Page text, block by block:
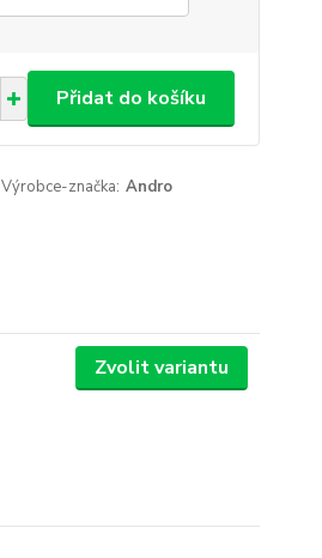
Přidat do košíku
Výrobce-značka: Andro
Zvolit variantu